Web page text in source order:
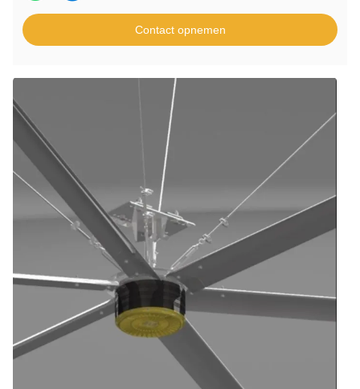
Contact opnemen